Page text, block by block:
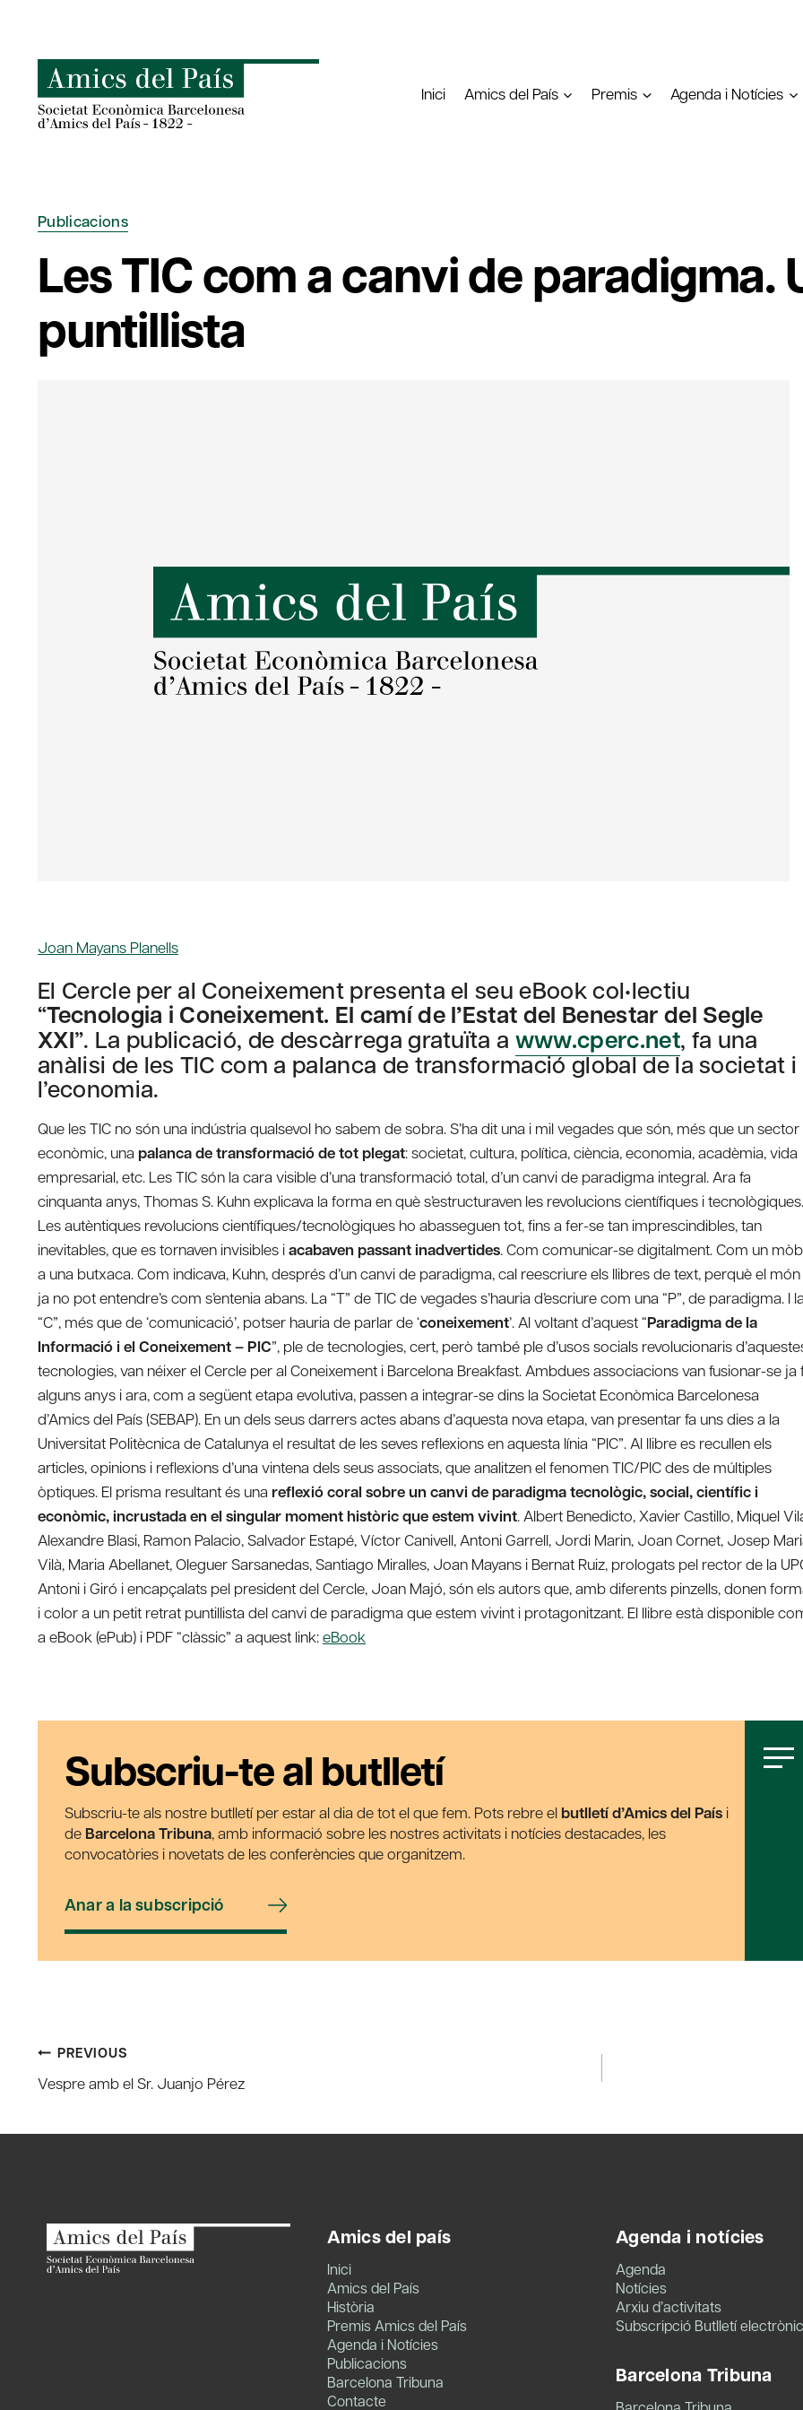
content
Inici
Amics del País Premis Agenda i Notícies
Publicacions
Les TIC com a canvi de paradigma.
puntillista
Joan Mayans Planells
El Cercle per al Coneixement presenta el seu eBook col•lectiu
“Tecnologia i Coneixement. El camí de l’Estat del Benestar del Segle
XXI”. La publicació, de descàrrega gratuïta a www.cperc.net, fa una
anàlisi de les TIC com a palanca de transformació global de la societat i
l’economia.
Que les TIC no són una indústria qualsevol ho sabem de sobra. S’ha dit una i mil vegades que són, més que un sector
econòmic, una palanca de transformació de tot plegat: societat, cultura, política, ciència, economia, acadèmia, vida
empresarial, etc. Les TIC són la cara visible d’una transformació total, d’un canvi de paradigma integral. Ara fa
cinquanta anys, Thomas S. Kuhn explicava la forma en què s’estructuraven les revolucions científiques i tecnològiques.
Les autèntiques revolucions científiques/tecnològiques ho abasseguen tot, fins a fer-se tan imprescindibles, tan
inevitables, que es tornaven invisibles iacabaven passant inadvertides. Com comunicar-se digitalment. Com un
a una butxaca. Com indicava, Kuhn, després d’un canvi de paradigma, cal reescriure els llibres de text, perquè el món
ja no pot entendre’s com s’entenia abans. La “T” de TIC de vegades s’hauria d’escriure com una “P”, de paradigma. I
“C”, més que de ‘comunicació’, potser hauria de parlar de ‘coneixement’. Al voltant d’aquest “Paradigma de la
Informació i el Coneixement – PIC”, ple de tecnologies, cert, però també ple d’usos socials revolucionaris
tecnologies, van néixer el Cercle per al Coneixement i Barcelona Breakfast. Ambdues associacions van fusionar-se ja
alguns anys i ara, com a següent etapa evolutiva, passen a integrar-se dins la Societat Econòmica Barcelonesa
d’Amics del País (SEBAP). En un dels seus darrers actes abans d’aquesta nova etapa, van presentar fa uns dies a la
Universitat Politècnica de Catalunya el resultat de les seves reflexions en aquesta línia “PIC”. Al llibre es recullen els
articles, opinions i reflexions d’una vintena dels seus associats, que analitzen el fenomen TIC/PIC des de múltiples
òptiques. El prisma resultant és una reflexió coral sobre un canvi de paradigma tecnològic, social, científic i
econòmic, incrustada en el singular moment històric que estem vivint. Albert Benedicto, Xavier Castillo, Miquel
Alexandre Blasi, Ramon Palacio, Salvador Estapé, Víctor Canivell, Antoni Garrell, Jordi Marin, Joan Cornet, Josep
Vilà, Maria Abellanet, Oleguer Sarsanedas, Santiago Miralles, Joan Mayans i Bernat Ruiz, prologats pel rector de la
Antoni i Giró i encapçalats pel president del Cercle, Joan Majó, són els autors que, amb diferents pinzells, donen
i color a un petit retrat puntillista del canvi de paradigma que estem vivint i protagonitzant. El llibre està disponible
a eBook (ePub) i PDF “clàssic” a aquest link:eBook
Subscriu-te al butlletí
Subscriu-te als nostre butlletí per estar al dia de tot el que fem. Pots rebre el butlletí d’Amics del País i
de Barcelona Tribuna, amb informació sobre les nostres activitats i notícies destacades, les
convocatòries i novetats de les conferències que organitzem.
Anar a la subscripció
Post
navigation
PREVIOUS
Vespre amb el Sr. Juanjo Pérez
Amics del país
Inici
Amics del País
Història
Premis Amics del País
Agenda i Notícies
Publicacions
Barcelona Tribuna
Contacte
Agenda i notícies
Agenda
Notícies
Arxiu d’activitats
Subscripció Butlletí electrònic
Barcelona Tribuna